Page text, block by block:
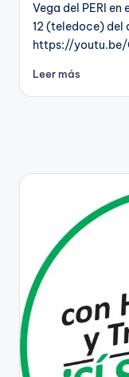
Vega del PERI
12 (teledoce) del
https://youtu.be/
Leer más
de
entradas